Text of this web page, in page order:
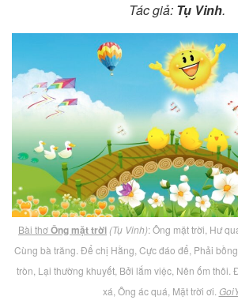
Tác giả: Tụ Vinh.
Bài thơÔng mặt trời (Tụ Vinh): Ông mặt trời, Hư
Cùng bà trăng. Để chị Hằng, Cực đáo để, Phải
tròn, Lại thường khuyết, Bởi lắm việc, Nên ốm thôi.
xá, Ông ác quá, Mặt trời ơi.